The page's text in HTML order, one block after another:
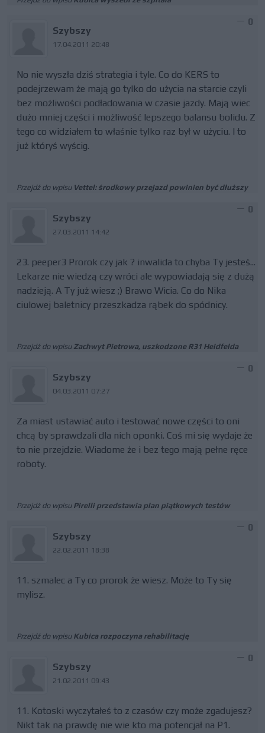
Szybszy
17.04.2011 20:48
0
No nie wyszła dziś strategia i tyle. Co do KERS to
podejrzewam że mają go tylko do użycia na starcie czyli
bez możliwości podładowania w czasie jazdy. Mają wiec
dużo mniej części i możliwość lepszego balansu bolidu. Z
tego co widziałem to właśnie tylko raz był w użyciu. I to
już któryś wyścig.
Przejdź do wpisu Vettel: środkowy przejazd powinien być dłuższy
Szybszy
27.03.2011 14:42
0
23. peeper3 Prorok czy jak ? inwalida to chyba Ty jesteś...
Lekarze nie wiedzą czy wróci ale wypowiadają się z dużą
nadzieją. A Ty już wiesz ;) Brawo Wicia. Co do Nika
ciulowej baletnicy przeszkadza rąbek do spódnicy.
Przejdź do wpisu Zachwyt Pietrowa, uszkodzone R31 Heidfelda
Szybszy
04.03.2011 07:27
0
Za miast ustawiać auto i testować nowe części to oni
chcą by sprawdzali dla nich oponki. Coś mi się wydaje że
to nie przejdzie. Wiadome że i bez tego mają pełne ręce
roboty.
Przejdź do wpisu Pirelli przedstawia plan piątkowych testów
Szybszy
22.02.2011 18:38
0
11. szmalec a Ty co prorok że wiesz. Może to Ty się
mylisz.
Przejdź do wpisu Kubica rozpoczyna rehabilitację
Szybszy
21.02.2011 09:43
0
11. Kotoski wyczytałeś to z czasów czy może zgadujesz?
Nikt tak na prawdę nie wie kto ma potencjał na P1.